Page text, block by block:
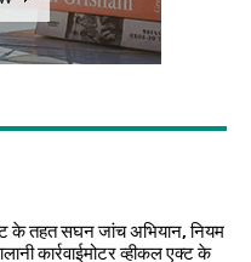
के तहत सघन जांच अभियान, नियम
कार्रवाईमोटर व्हीकल एक्ट के